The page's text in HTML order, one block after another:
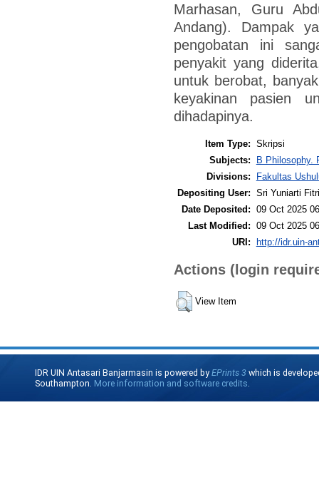
Marhasan, Guru
Andang). Dampak
pengobatan ini
penyakit yang
untuk berobat,
keyakinan pasien
dihadapinya.
Item Type: Skripsi
Subjects:
B Philosophy.
Divisions:
Fakultas
Depositing User: Sri Yuniarti
Date Deposited: 09 Oct 2025
Last Modified: 09 Oct 2025
URI: http://idr.uin-
Actions (login
View Item
IDR UIN Antasari Banjarmasin is powered byEPrints 3 which is
Southampton. More information and software credits.